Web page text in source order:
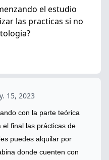
el estudio
las practicas si no
15, 2023
con la parte teórica
final las prácticas de
puedes alquilar por
donde cuenten con